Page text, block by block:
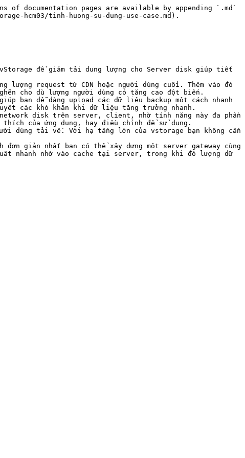
documentation pages are available by appending `.md`
hcm03/tinh-huong-su-dung-use-case.md).
cho dù lượng người dùng có tăng cao đột biến.
bạn dễ dàng upload các dữ liệu backup một cách nhanh
các khó khăn khi dữ liệu tăng trưởng nhanh.
disk trên server, client, nhờ tính năng này đa phần
của ứng dụng, hay điều chỉnh để sử dụng.
dùng tải về. Với hạ tầng lớn của vstorage bạn không cần
giản nhất bạn có thể xây dựng một server gateway cùng
nhanh nhờ vào cache tại server, trong khi đó lượng dữ